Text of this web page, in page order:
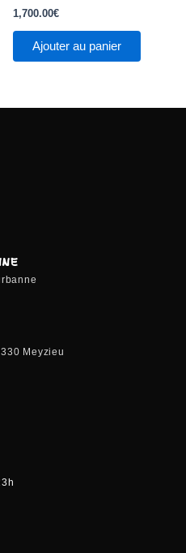
0
sur
1,700.00€
Ajouter au panier
Meyzieu